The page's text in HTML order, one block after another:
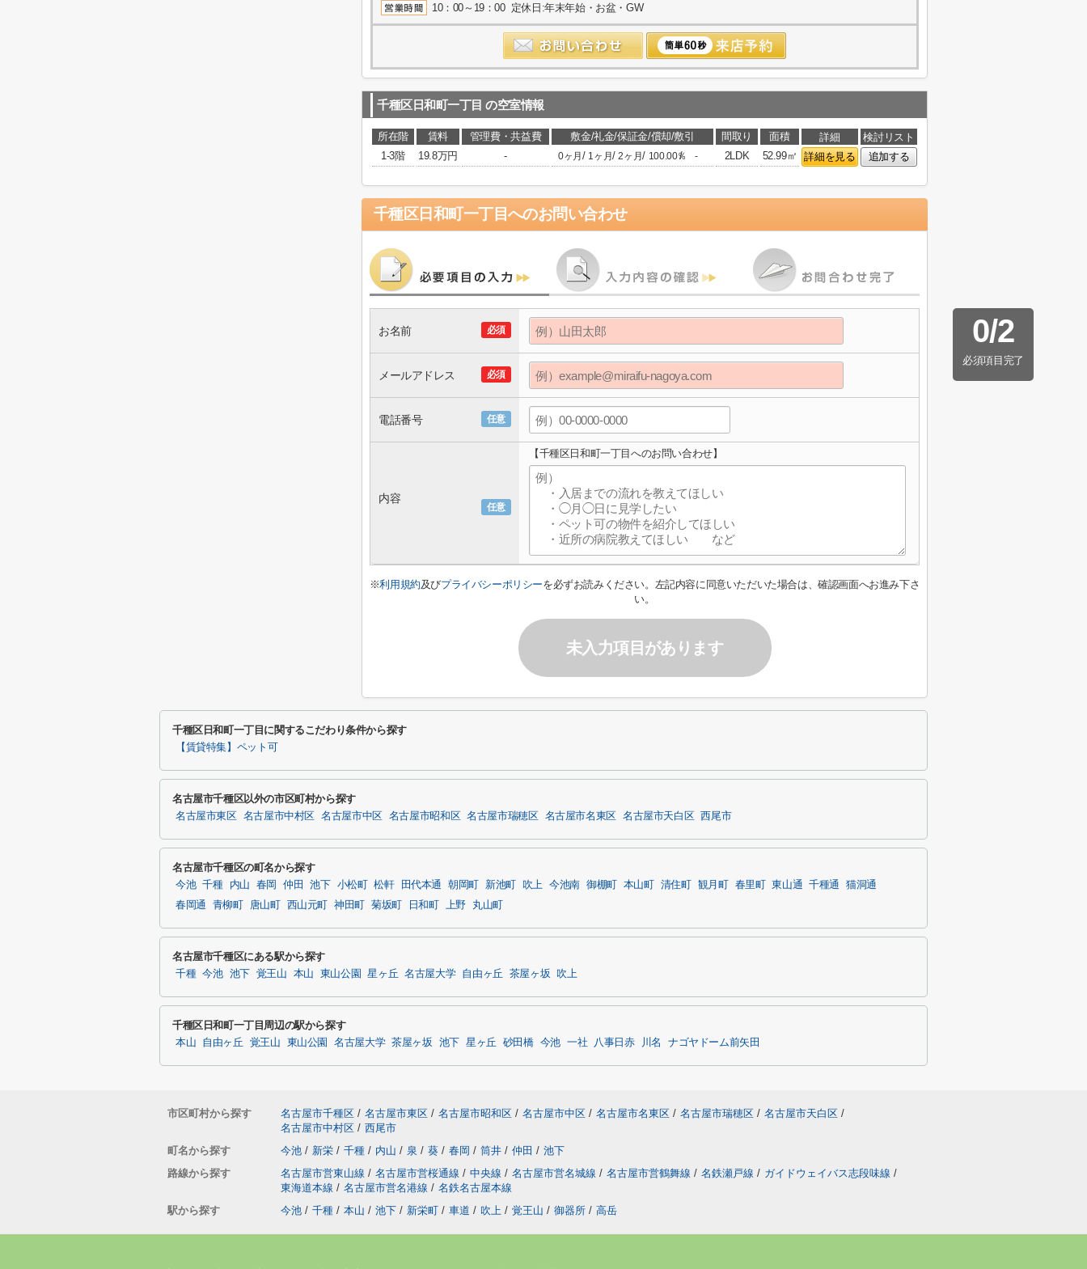
10：00～19：00 定休日:年末年始・お盆・GW
千種区日和町一丁目 の空室情報
所在階 賃料 管理費・共益費 敷金/礼金/保証金/償却/敷引 間取り 面積 詳細
検討リスト
1-3階
19.8万円 - 0ヶ月/ 1ヶ月/2ヶ月/ 100.00％
/ - 2LDK 52.99㎡ 詳細を見る 追加する
千種区日和町一丁目へのお問い合わせ
0/2
必須項目完了
必須
お名前
必須
メールアドレス
任意
電話番号
任意
内容
【千種区日和町一丁目へのお問い合わせ】
※利用規約及びプライバシーポリシーを必ずお読みください。左記内容に同意いただいた場合は、確認画面へお進み下さ
い。
未入力項目があります
千種区日和町一丁目に関するこだわり条件から探す
【賃貸特集】ペット可
名古屋市千種区以外の市区町村から探す
名古屋市東区 名古屋市中村区 名古屋市中区 名古屋市昭和区 名古屋市瑞穂区 名古屋市名東区 名古屋市天白区 西尾市
名古屋市千種区の町名から探す
今池 千種 内山 春岡 仲田 池下 小松町 松軒 田代本通 朝岡町 新池町 吹上 今池南 御棚町 本山町 清住町 観月町 春里町 東山通 千種通
猫洞通
春岡通
青柳町 唐山町 西山元町 神田町 菊坂町 日和町 上野 丸山町
名古屋市千種区にある駅から探す
千種 今池 池下 覚王山 本山 東山公園 星ヶ丘 名古屋大学 自由ヶ丘 茶屋ヶ坂 吹上
千種区日和町一丁目周辺の駅から探す
本山 自由ヶ丘 覚王山 東山公園 名古屋大学 茶屋ヶ坂 池下 星ヶ丘 砂田橋 今池 一社 八事日赤 川名 ナゴヤドーム前矢田
市区町村から探す 名古屋市千種区 / 名古屋市東区 / 名古屋市昭和区 / 名古屋市中区 / 名古屋市名東区 / 名古屋市瑞穂区 / 名古屋市天白区 /
名古屋市中村区 / 西尾市
町名から探す
今池 / 新栄 / 千種 / 内山 / 泉 / 葵 / 春岡 / 筒井 / 仲田 / 池下
路線から探す
名古屋市営東山線 / 名古屋市営桜通線 / 中央線 / 名古屋市営名城線 / 名古屋市営鶴舞線 / 名鉄瀬戸線 / ガイドウェイバス志段味線 /
東海道本線 / 名古屋市営名港線 / 名鉄名古屋本線
駅から探す
今池 / 千種 / 本山 / 池下 / 新栄町 / 車道 / 吹上 / 覚王山 / 御器所 / 高岳